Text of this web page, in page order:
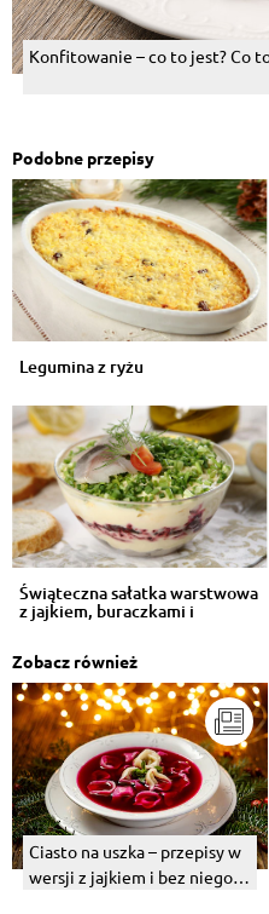
Konfitowanie – co to jest? Co
Podobne przepisy
Legumina z ryżu
Świąteczna sałatka warstwowa
z jajkiem, buraczkami i
Zobacz również
Ciasto na uszka – przepisy w
wersji z jajkiem i bez niego.